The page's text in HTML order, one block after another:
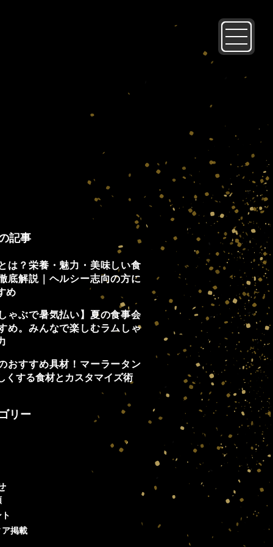
記事
は？栄養・魅力・美味しい食
底解説｜ヘルシー志向の方に
め
ゃぶで暑気払い】夏の食事会
め。みんなで楽しむラムしゃ
おすすめ具材！マーラータン
くする食材とカスタマイズ術
リー
掲載